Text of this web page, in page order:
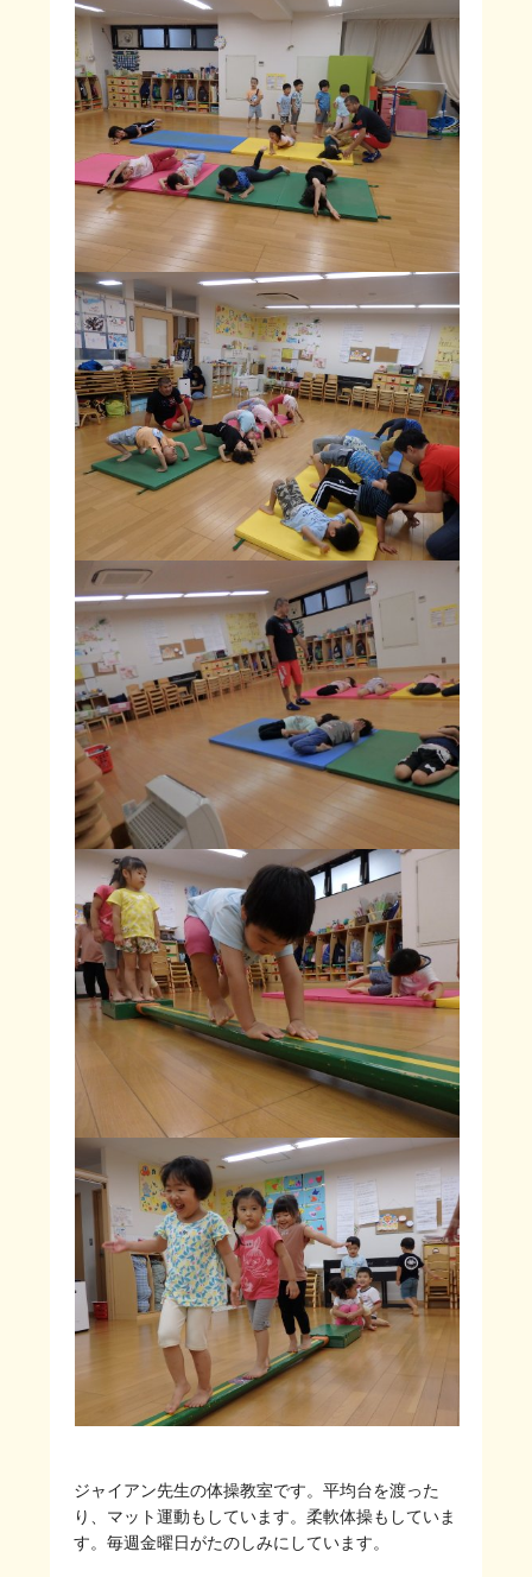
ジャイアン先生の体操教室です。平均台を渡った
り、マット運動もしています。柔軟体操もしていま
す。毎週金曜日がたのしみにしています。